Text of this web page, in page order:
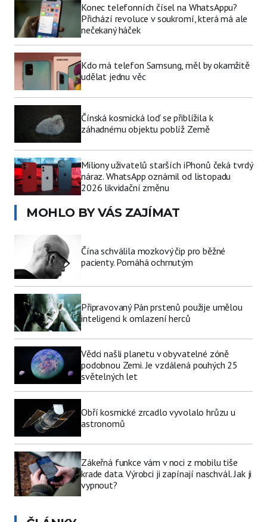
Konec telefonních čísel na WhatsAppu?
Přichází revoluce v soukromí, která má ale
nečekaný háček
Kdo má telefon Samsung, měl by okamžitě
udělat jednu věc
Čínská kosmická loď se přiblížila k
záhadnému objektu poblíž Země
Miliony uživatelů starších iPhonů čeká tvrdý
náraz. WhatsApp oznámil od listopadu
2026 likvidační změnu
MOHLO BY VÁS ZAJÍMAT
Čína schválila mozkový čip pro běžné
pacienty. Pomáhá ochrnutým
Připravovaný Pán prstenů použije umělou
inteligenci k omlazení herců
Vědci našli planetu v obyvatelné zóně
podobnou Zemi. Je vzdálená pouhých 25
světelných let
Obří kosmické zrcadlo vyvolalo hrůzu u
astronomů
Zákeřná funkce vám v noci z mobilu tiše
krade data. Výrobci ji zapínají naschvál. Jak ji
vypnout?